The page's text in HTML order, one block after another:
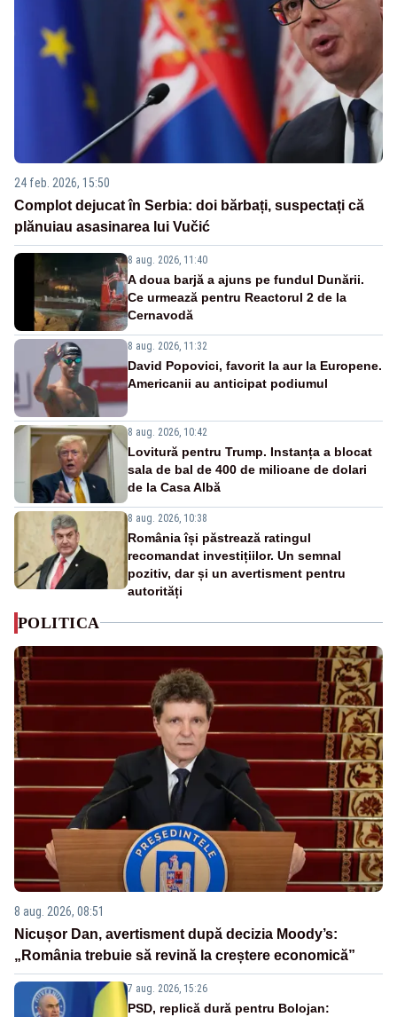
24 feb. 2026, 15:50
Complot dejucat în Serbia: doi bărbați, suspectați că
plănuiau asasinarea lui Vučić
8 aug. 2026, 11:40
A doua barjă a ajuns pe fundul Dunării.
Ce urmează pentru Reactorul 2 de la
Cernavodă
8 aug. 2026, 11:32
David Popovici, favorit la aur la Europene.
Americanii au anticipat podiumul
8 aug. 2026, 10:42
Lovitură pentru Trump. Instanța a blocat
sala de bal de 400 de milioane de dolari
de la Casa Albă
8 aug. 2026, 10:38
România își păstrează ratingul
recomandat investițiilor. Un semnal
pozitiv, dar și un avertisment pentru
autorități
POLITICA
8 aug. 2026, 08:51
Nicușor Dan, avertisment după decizia Moody’s:
„România trebuie să revină la creștere economică”
7 aug. 2026, 15:26
PSD, replică dură pentru Bolojan: